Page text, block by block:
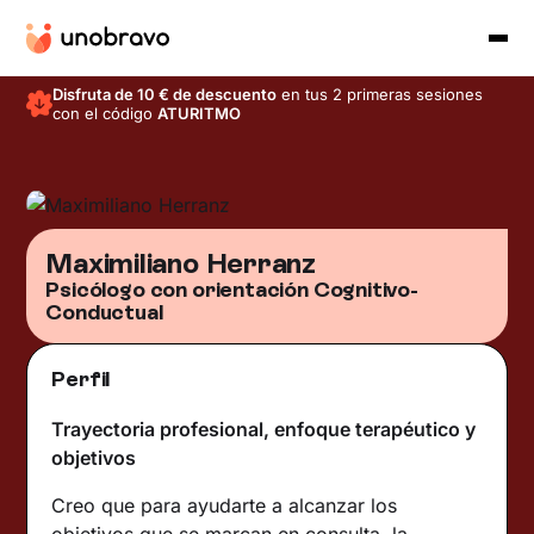
Disfruta de 10 € de descuento en tus 2 primeras sesiones
con el códigoATURITMO
Maximiliano Herranz
Psicólogo con orientación Cognitivo-
Conductual
Perfil
Trayectoria profesional, enfoque terapéutico y
objetivos
Creo que para ayudarte a alcanzar los